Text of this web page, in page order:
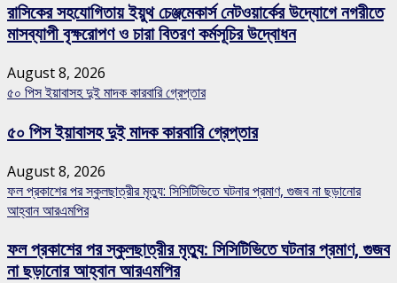
রাসিকের সহযোগিতায় ইয়ুথ চেঞ্জমেকার্স নেটওয়ার্কের উদ্যোগে নগরীতে
মাসব্যাপী বৃক্ষরোপণ ও চারা বিতরণ কর্মসূচির উদ্বোধন
August 8, 2026
৫০ পিস ইয়াবাসহ দুই মাদক কারবারি গ্রেপ্তার
৫০ পিস ইয়াবাসহ দুই মাদক কারবারি গ্রেপ্তার
August 8, 2026
ফল প্রকাশের পর স্কুলছাত্রীর মৃত্যু: সিসিটিভিতে ঘটনার প্রমাণ, গুজব না ছড়ানোর
আহ্বান আরএমপির
ফল প্রকাশের পর স্কুলছাত্রীর মৃত্যু: সিসিটিভিতে ঘটনার প্রমাণ, গুজব
না ছড়ানোর আহ্বান আরএমপির